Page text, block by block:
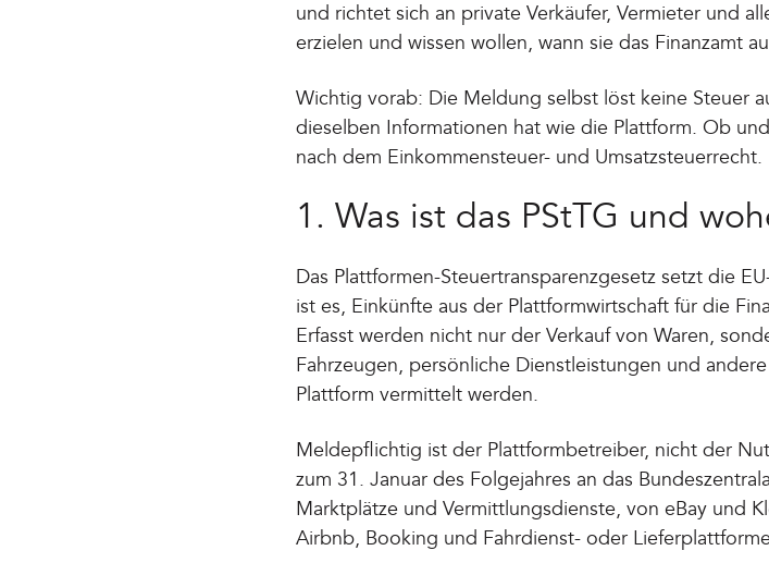
und richtet sich an private Verkäufer, Vermieter und
erzielen und wissen wollen, wann sie das Finanzamt
Wichtig vorab: Die Meldung selbst löst keine Steuer
dieselben Informationen hat wie die Plattform. Ob
nach dem Einkommensteuer- und Umsatzsteuerrecht.
1. Was ist das PStTG und
Das Plattformen-Steuertransparenzgesetz setzt die
ist es, Einkünfte aus der Plattformwirtschaft für die
Erfasst werden nicht nur der Verkauf von Waren,
Fahrzeugen, persönliche Dienstleistungen und
Plattform vermittelt werden.
Meldepflichtig ist der Plattformbetreiber, nicht der
zum 31. Januar des Folgejahres an das
Marktplätze und Vermittlungsdienste, von eBay und
Airbnb, Booking und Fahrdienst- oder